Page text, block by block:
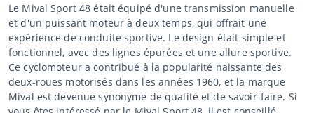
Le Mival Sport 48 était équipé d'une transmission manuelle
et d'un puissant moteur à deux temps, qui offrait une
expérience de conduite sportive. Le design était simple et
fonctionnel, avec des lignes épurées et une allure sportive.
Ce cyclomoteur a contribué à la popularité naissante des
deux-roues motorisés dans les années 1960, et la marque
Mival est devenue synonyme de qualité et de savoir-faire. Si